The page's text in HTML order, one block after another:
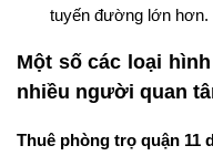
tuyến đường lớn hơn.
Một số các loại
nhiều người quan
Thuê phòng trọ quận 11